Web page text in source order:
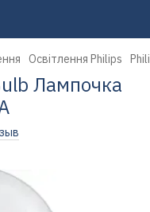
Освітлення Philips
Лампочка